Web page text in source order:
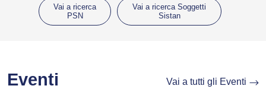
Vai a ricerca
PSN
Vai a ricerca Soggetti
Sistan
Eventi Vai a tutti gli Eventi